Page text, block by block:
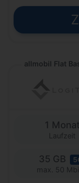
allmobil Flat
1 Monat
Laufzeit
35 GB
max. 50